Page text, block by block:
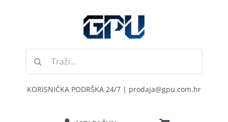
Traži...
KORISNIČKA PODRŠKA 24/7 | prodaja@gpu.com.hr